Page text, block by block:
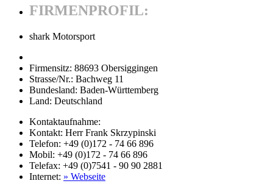
FIRMENPROFIL:
shark Motorsport
Firmensitz: 88693 Obersiggingen
Strasse/Nr.: Bachweg 11
Bundesland: Baden-Württemberg
Land: Deutschland
Kontaktaufnahme:
Kontakt: Herr Frank Skrzypinski
Telefon: +49 (0)172 - 74 66 896
Mobil: +49 (0)172 - 74 66 896
Telefax: +49 (0)7541 - 90 90 2881
Internet: » Webseite